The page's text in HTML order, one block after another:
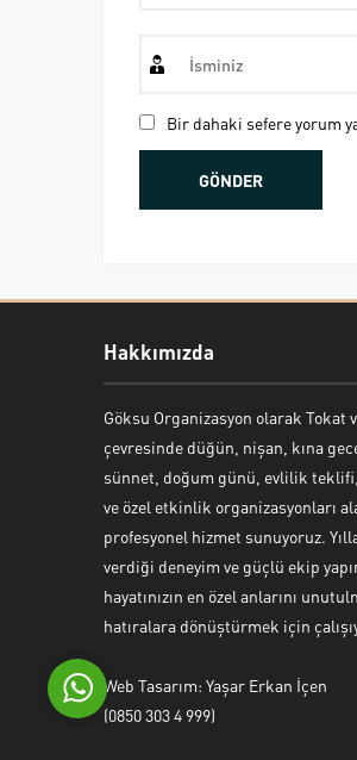
Bir dahaki sefere yorum
Hakkımızda
Göksu Organizasyon olarak Tokat
çevresinde düğün, nişan, kına
sünnet, doğum günü, evlilik teklifi,
ve özel etkinlik organizasyonları
profesyonel hizmet sunuyoruz.
verdiği deneyim ve güçlü ekip
hayatınızın en özel anlarını
hatıralara dönüştürmek için
Web Tasarım: Yaşar Erkan İçen
(0850 303 4 999)
Bekir Kiper
Cevap Yaz